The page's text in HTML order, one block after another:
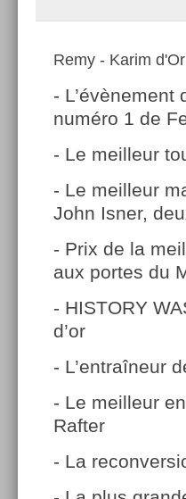
Remy - Karim
- L’évènement
numéro 1 de
- Le meilleur
- Le meilleur
John Isner,
- Prix de la
aux portes du
- HISTORY
d’or
- L’entraîneur
- Le meilleur
Rafter
- La